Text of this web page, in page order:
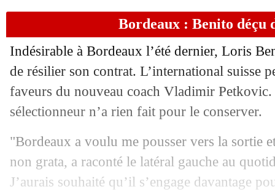
Bordeaux : Benito déçu
Indésirable à Bordeaux l’été dernier, Loris
de résilier son contrat. L’international suisse
faveurs du nouveau coach Vladimir Petkovic.
sélectionneur n’a rien fait pour le conserver.
"Bordeaux a voulu me pousser vers la sortie
non grata, a raconté le latéral gauche au
J’aurais souhaité qu’il s’engage davantage